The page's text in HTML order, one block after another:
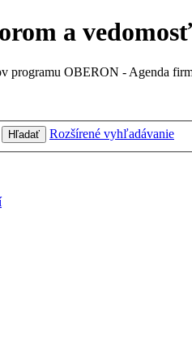
a
programu OBERON - Agenda
Hľadať Rozšírené vyhľadávanie